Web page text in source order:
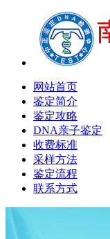
网站首页
鉴定简介
鉴定攻略
DNA亲子鉴定
收费标准
采样方法
鉴定流程
联系方式